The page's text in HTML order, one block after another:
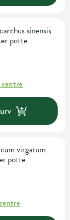
sinensis
potte
centre
virgatum
potte